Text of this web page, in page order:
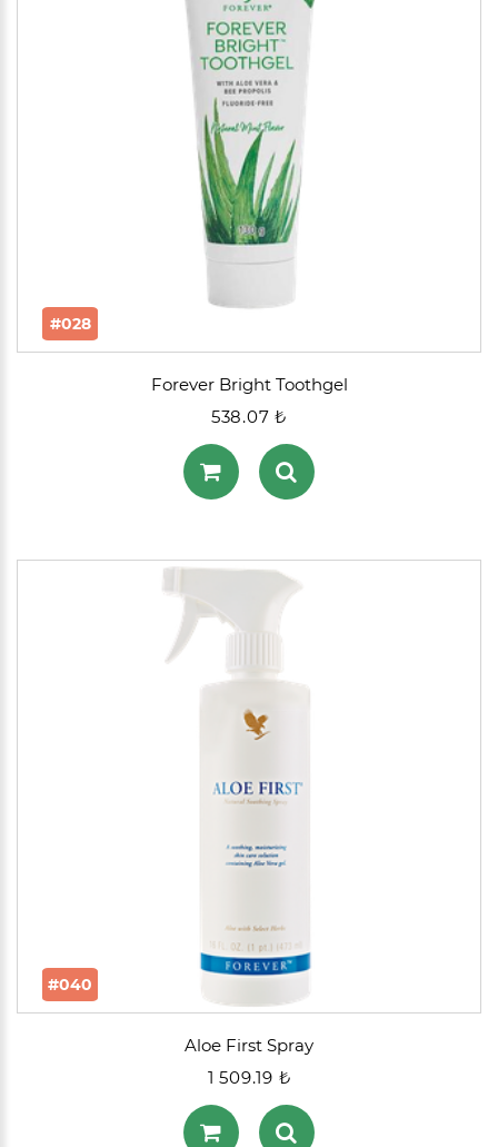
#028
Forever Bright Toothgel
538.07 ₺
#040
Aloe First Spray
1 509.19 ₺